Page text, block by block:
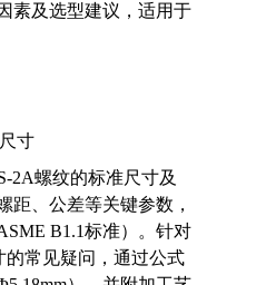
素及选型建议，适用于
寸
2A螺纹的标准尺寸及
距、公差等关键参数，
B1.1标准）。针对
的常见疑问，通过公式